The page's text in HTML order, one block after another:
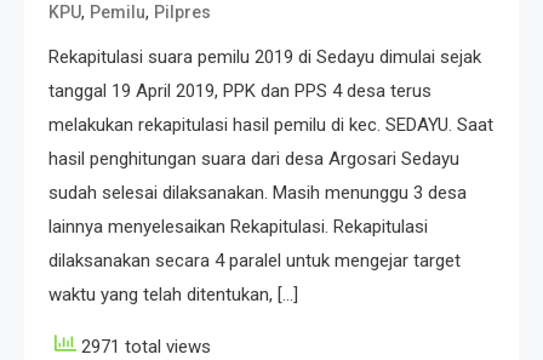
KPU, Pemilu, Pilpres
Rekapitulasi suara pemilu 2019 di Sedayu dimulai sejak
tanggal 19 April 2019, PPK dan PPS 4 desa terus
melakukan rekapitulasi hasil pemilu di kec. SEDAYU. Saat
hasil penghitungan suara dari desa Argosari Sedayu
sudah selesai dilaksanakan. Masih menunggu 3 desa
lainnya menyelesaikan Rekapitulasi. Rekapitulasi
dilaksanakan secara 4 paralel untuk mengejar target
waktu yang telah ditentukan, […]
2971 total views